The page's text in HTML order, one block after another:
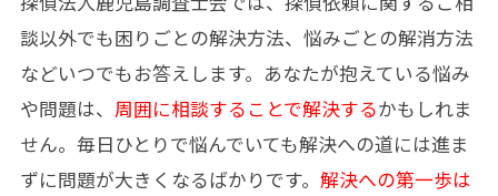
談以外でも困りごとの解決方法、悩みごとの解消方法
などいつでもお答えします。あなたが抱えている悩み
や問題は、 周囲に相談することで解決するかもしれま
せん。毎日ひとりで悩んでいても解決への道には進ま
ずに問題が大きくなるばかりです。 解決への第一歩は